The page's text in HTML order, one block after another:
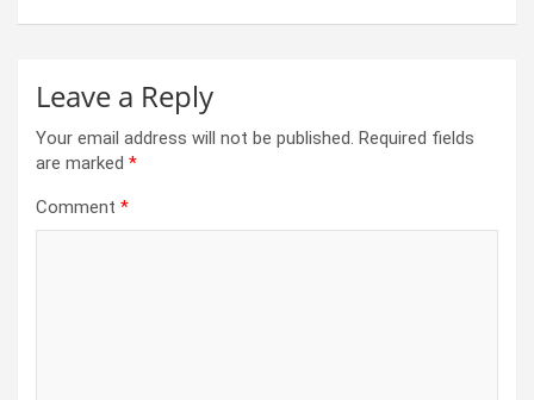
Leave a Reply
Your email address will not be published. Required fields
are marked *
Comment *